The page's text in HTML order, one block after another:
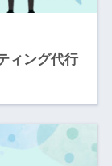
ィング代行